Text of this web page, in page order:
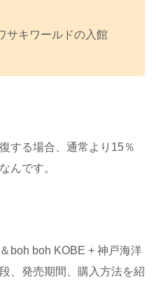
サキワールドの入館
する場合、通常より15％
んです。
boh boh KOBE + 神戸海洋
、発売期間、購入方法を紹